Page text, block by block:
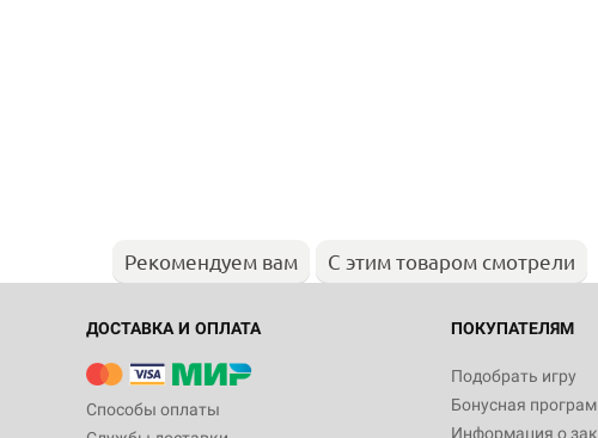
Рекомендуем вам С этим товаром смотрели
ДОСТАВКА И ОПЛАТА
Способы оплаты
ПОКУПАТЕЛЯМ
Подобрать игру
Бонусная
Информация о